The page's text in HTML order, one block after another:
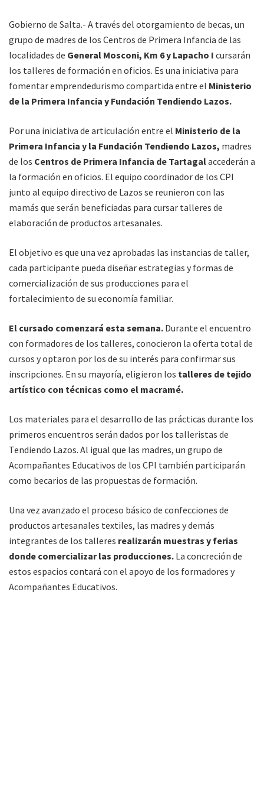
Gobierno de Salta.- A través del otorgamiento de becas, un
grupo de madres de los Centros de Primera Infancia de las
localidades de General Mosconi, Km 6 y Lapacho I cursarán
los talleres de formación en oficios. Es una iniciativa para
fomentar emprendedurismo compartida entre el Ministerio
de la Primera Infancia y Fundación Tendiendo Lazos.
Por una iniciativa de articulación entre el Ministerio de la
Primera Infancia y la Fundación Tendiendo Lazos, madres
de los Centros de Primera Infancia de Tartagalaccederán a
la formación en oficios. El equipo coordinador de los CPI
junto al equipo directivo de Lazos se reunieron con las
mamás que serán beneficiadas para cursar talleres de
elaboración de productos artesanales.
El objetivo es que una vez aprobadas las instancias de taller,
cada participante pueda diseñar estrategias y formas de
comercialización de sus producciones para el
fortalecimiento de su economía familiar.
El cursado comenzará esta semana. Durante el encuentro
con formadores de los talleres, conocieron la oferta total de
cursos y optaron por los de su interés para confirmar sus
inscripciones. En su mayoría, eligieron los talleres de tejido
artístico con técnicas como el macramé.
Los materiales para el desarrollo de las prácticas durante los
primeros encuentros serán dados por los talleristas de
Tendiendo Lazos. Al igual que las madres, un grupo de
Acompañantes Educativos de los CPI también participarán
como becarios de las propuestas de formación.
Una vez avanzado el proceso básico de confecciones de
productos artesanales textiles, las madres y demás
integrantes de los talleres realizarán muestras y ferias
donde comercializar las producciones. La concreción de
estos espacios contará con el apoyo de los formadores y
Acompañantes Educativos.